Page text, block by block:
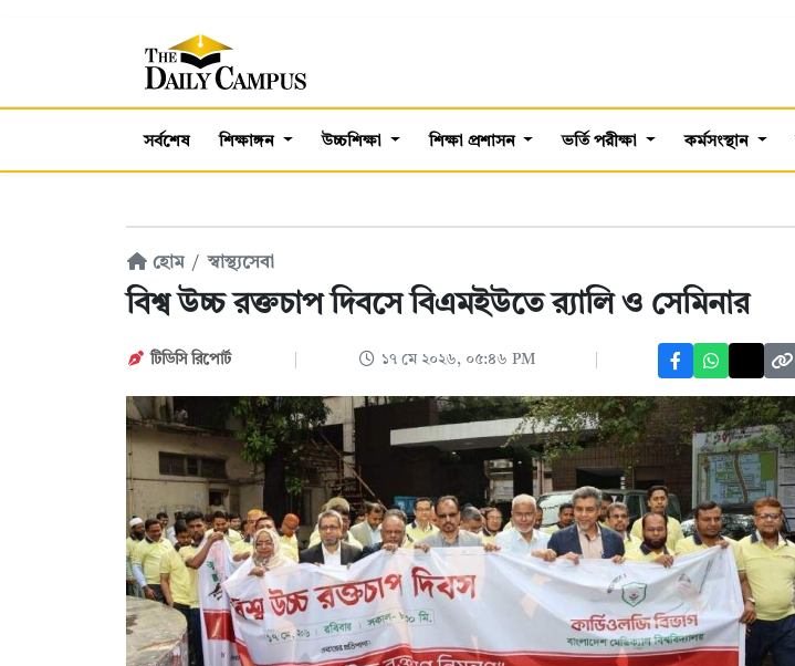
সর্বশেষ শিক্ষাঙ্গন উচ্চশিক্ষা শিক্ষা প্রশাসন ভর্তি পরীক্ষা কর্মসংস্থান
হোম স্বাস্থ্যসেবা
বিশ্ব উচ্চ রক্তচাপ দিবসে বিএমইউতে র‍্যালি ও সেমিনার
টিডিসি রিপোর্ট ১৭ মে ২০২৬, ০৫:৪৬ PM